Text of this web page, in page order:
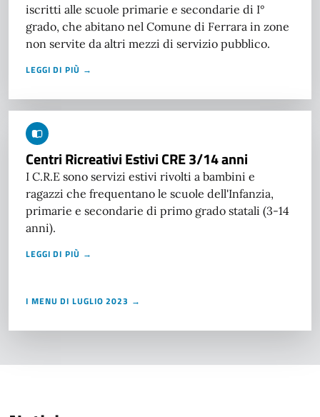
iscritti alle scuole primarie e secondarie di I°
grado, che abitano nel Comune di Ferrara in zone
non servite da altri mezzi di servizio pubblico.
LEGGI DI PIÙ →
Centri Ricreativi Estivi CRE 3/14 anni
I C.R.E sono servizi estivi rivolti a bambini e
ragazzi che frequentano le scuole dell'Infanzia,
primarie e secondarie di primo grado statali (3-14
anni).
LEGGI DI PIÙ →
I MENU DI LUGLIO 2023 →